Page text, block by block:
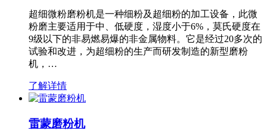
超细微粉磨粉机是一种细粉及超细粉的加工设备，此微
粉磨主要适用于中、低硬度，湿度小于6%，莫氏硬度在
9级以下的非易燃易爆的非金属物料。它是经过20多次的
试验和改进，为超细粉的生产而研发制造的新型磨粉
机，…
了解详情
雷蒙磨粉机